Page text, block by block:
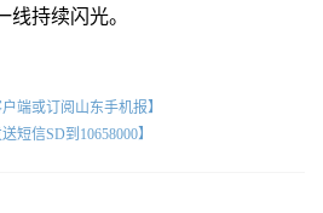
持续闪光。
端或订阅山东手机报】
短信SD到10658000】